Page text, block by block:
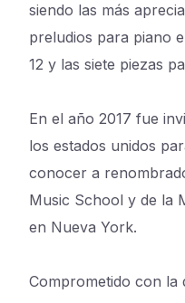
siendo las más
preludios para piano
12 y las siete piezas
En el año 2017 fue
los estados unidos
conocer a
Music School y de la
en Nueva York.
Comprometido con la